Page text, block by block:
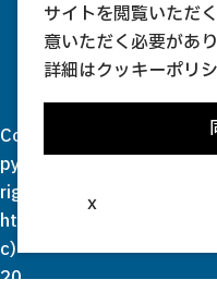
Co
py
rig
ht(
c)
20
サイトを閲覧いただ
意いただく必要があり
詳細はクッキーポリ
x